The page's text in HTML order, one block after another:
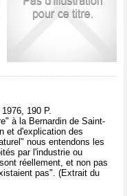
190 P.
à la Bernardin de Saint-
et d'explication des
nous entendons les
par l'industrie ou
réellement, et non pas
pas". (Extrait du